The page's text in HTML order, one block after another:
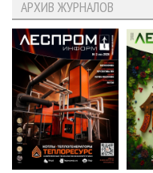
АРХИВ ЖУРНАЛОВ